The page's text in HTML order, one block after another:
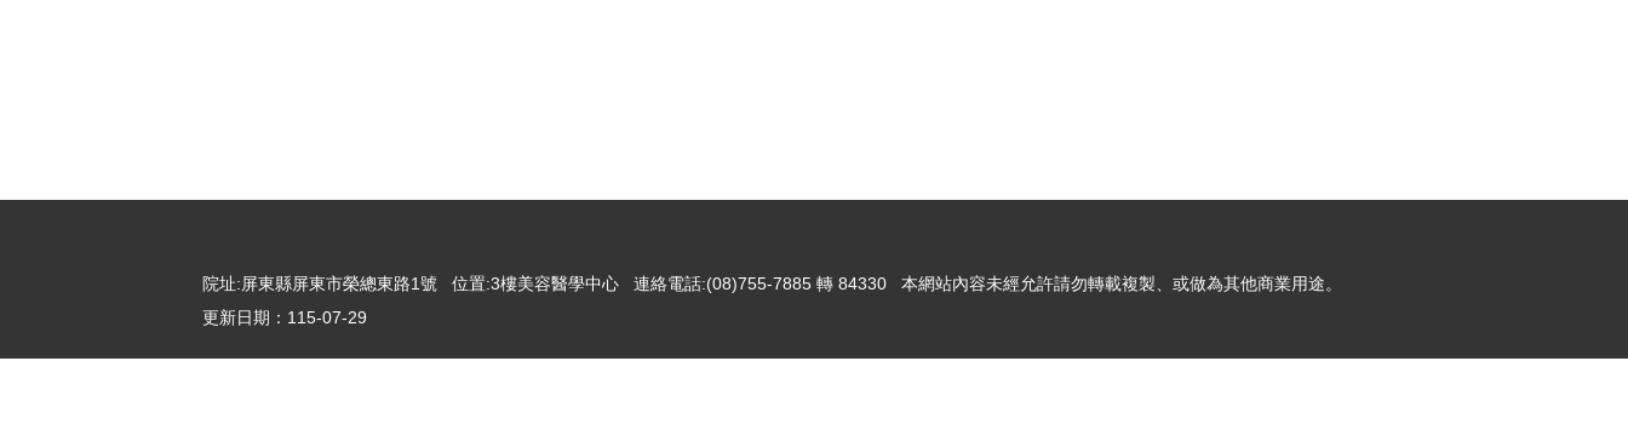
院址:屏東縣屏東市榮總東路1號 位置:3樓美容醫學中心 連絡電話:(08)755-7885 轉 84330 本網站內容未經允許請勿轉載複製、或做為其他商業用途。
更新日期： 115-07-29